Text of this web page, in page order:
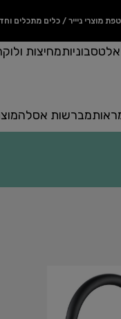
ניייר / כלים מתכלים
סבוניותמחיצות
מברשות אסלה